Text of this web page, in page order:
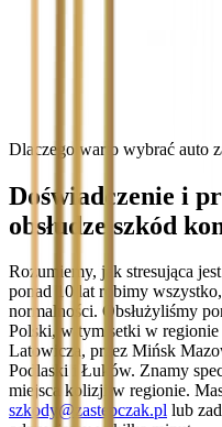
Dlaczego warto wybrać auto
Doświadczenie i
obsłudze szkód
Rozumiemy, jak stresująca
ponad 10 lat robimy
normalności. Obsłużyliśmy
Polski, w tym setki w
Latowicza, przez Mińsk
Podlaski i Łuków. Znamy
miejsca kolizji w regionie.
szkody@zastepczak.pl lub